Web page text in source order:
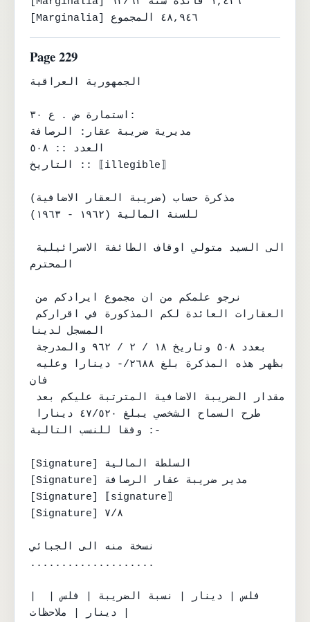
[Marginalia] ٤٨,٩٤٦ المجموع
Page 229
الجمهورية العراقية
استمارة ض . ع ٣٠:
مديرية ضريبة عقار: الرصافة
العدد :: ٥٠٨
التاريخ :: ⟦illegible⟧
مذكرة حساب (ضريبة العقار الاضافية)
للسنة المالية (١٩٦٢ - ١٩٦٣)
المحترم
نرجو علمكم من ان مجموع ايرادكم من
العقارات العائدة لكم المذكورة في اقراركم
المسجل لدينا
فان
وفقا للنسب التالية :-
[Signature] السلطة المالية
[Signature] مدير ضريبة عقار الرصافة
[Signature] ⟦signature⟧
[Signature] ٧/٨
نسخة منه الى الجبائي
....................
دينار | ملاحظات |